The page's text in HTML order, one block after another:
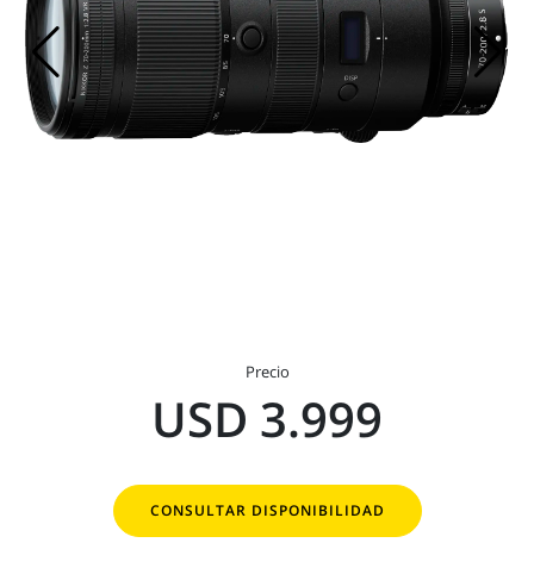
Precio
USD 3.999
CONSULTAR DISPONIBILIDAD